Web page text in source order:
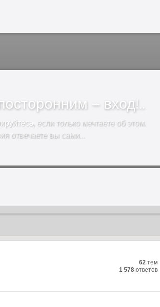
– вход!..
, если только мечтаете об этом.
отвечаете вы сами…
62 тем
1 578 ответов